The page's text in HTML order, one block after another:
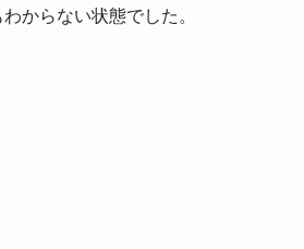
からない状態でした。